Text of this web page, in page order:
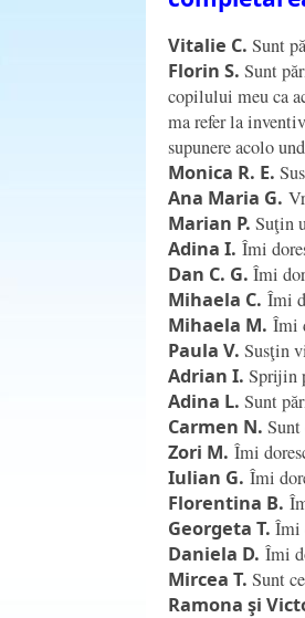
Vitalie C. Sunt
Florin S. Sunt
copilului meu ca
ma refer la
supunere acolo
Monica R. E.
Ana Maria G.
Marian P. Suţin
Adina I. Îmi
Dan C. G. Îmi
Mihaela C. Îmi
Mihaela M. Îmi
Paula V. Susţin
Adrian I. Sprijin
Adina L. Sunt
Carmen N. Sunt
Zori M. Îmi
Iulian G. Îmi
Florentina B.
Georgeta T. Îmi
Daniela D. Îmi
Mircea T. Sunt
Ramona şi